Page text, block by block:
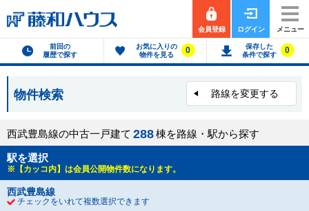
会員登録 ログイン メニュー
前回の
履歴で探す
お気に入りの
物件を見る
0
保存した
条件で探す
0
物件検索 路線を変更する
西武豊島線の中古一戸建て 288棟を路線・駅から探す
駅を選択
※【カッコ内】は会員公開物件数になります。
西武豊島線
チェックをいれて複数選択できます